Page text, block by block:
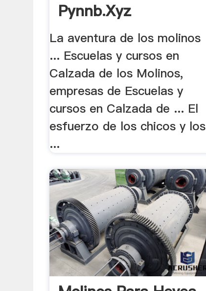
Pynnb.xyz
La aventura de los molinos
... Escuelas y cursos en
Calzada de los Molinos,
empresas de Escuelas y
cursos en Calzada de ... El
esfuerzo de los chicos y los
...